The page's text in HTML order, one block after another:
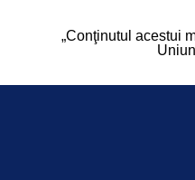
„Conţinutul acestui